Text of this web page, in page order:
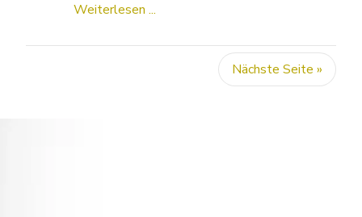
Weiterlesen ...
Nächste Seite »